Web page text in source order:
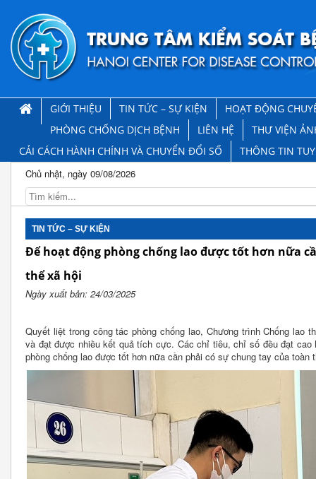
GIỚI THIỆU TIN TỨC – SỰ KIỆN
HOẠT ĐỘNG
PHÒNG CHỐNG DỊCH BỆNH
LIÊN HỆ
THƯ VIỆN
CẢI CÁCH HÀNH CHÍNH VÀ CHUYỂN ĐỔI SỐ
THÔNG TIN
Chủ nhật, ngày 09/08/2026
TIN TỨC – SỰ KIỆN
Để hoạt động phòng chống lao được tốt hơn nữa
thể xã hội
Ngày xuất bản: 24/03/2025
Quyết liệt trong công tác phòng chống lao, Chương trình Chống lao
và đạt được nhiều kết quả tích cực. Các chỉ tiêu, chỉ số đều đạt cao
phòng chống lao được tốt hơn nữa cần phải có sự chung tay của toàn